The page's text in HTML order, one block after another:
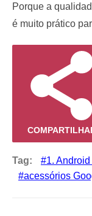
Porque a
é muito prático
Tag: 1.
acessórios